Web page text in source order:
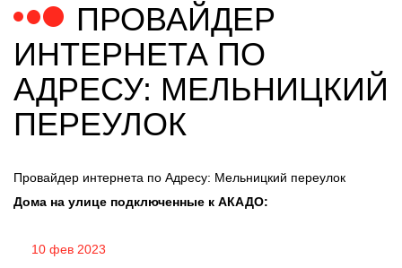
ПРОВАЙДЕР
ИНТЕРНЕТА ПО
АДРЕСУ: МЕЛЬНИЦКИЙ
ПЕРЕУЛОК
Провайдер интернета по Адресу: Мельницкий переулок
Дома на улице подключенные к АКАДО:
10 фев 2023